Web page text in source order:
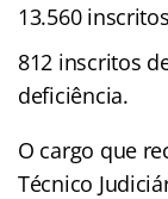
13.560
812 inscritos
deficiência.
O cargo que
Técnico